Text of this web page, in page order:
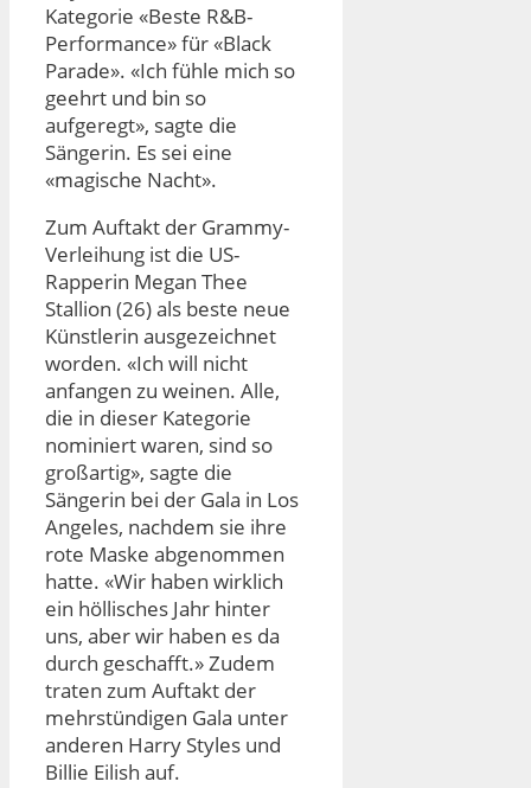
Kategorie «Beste R&B-
Performance» für «Black
Parade». «Ich fühle mich so
geehrt und bin so
aufgeregt», sagte die
Sängerin. Es sei eine
«magische Nacht».
Zum Auftakt der Grammy-
Verleihung ist die US-
Rapperin Megan Thee
Stallion (26) als beste neue
Künstlerin ausgezeichnet
worden. «Ich will nicht
anfangen zu weinen. Alle,
die in dieser Kategorie
nominiert waren, sind so
großartig», sagte die
Sängerin bei der Gala in Los
Angeles, nachdem sie ihre
rote Maske abgenommen
hatte. «Wir haben wirklich
ein höllisches Jahr hinter
uns, aber wir haben es da
durch geschafft.» Zudem
traten zum Auftakt der
mehrstündigen Gala unter
anderen Harry Styles und
Billie Eilish auf.